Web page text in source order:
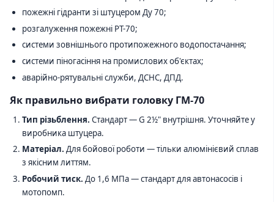
пожежні гідранти зі штуцером Ду 70;
розгалуження пожежні РТ-70;
системи зовнішнього протипожежного водопостачання;
системи піногасіння на промислових об'єктах;
аварійно-рятувальні служби, ДСНС, ДПД.
Як правильно вибрати головку ГМ-70
Тип різьблення. Стандарт — G 2½" внутрішня. Уточняйте у
виробника штуцера.
Матеріал. Для бойової роботи — тільки алюмінієвий сплав
з якісним литтям.
Робочий тиск. До 1,6 МПа — стандарт для автонасосів і
мотопомп.